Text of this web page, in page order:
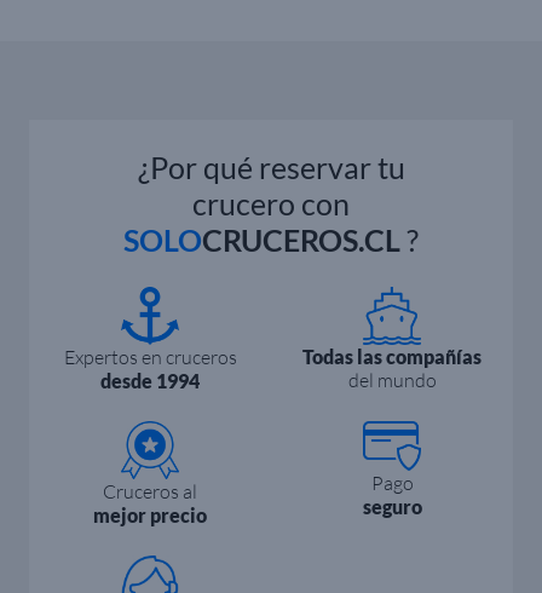
¿Por qué reservar tu
crucero con
SOLOCRUCEROS.CL?
Expertos en cruceros
desde 1994
Todas las compañías
del mundo
Cruceros al
mejor precio
Pago
seguro